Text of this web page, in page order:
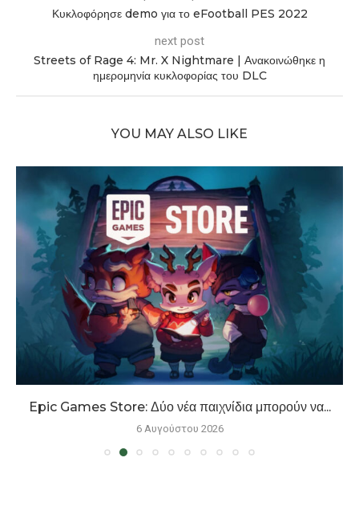
Κυκλοφόρησε demo για το eFootball PES 2022
next post
Streets of Rage 4: Mr. X Nightmare | Ανακοινώθηκε η
ημερομηνία κυκλοφορίας του DLC
YOU MAY ALSO LIKE
Epic Games Store: Δύο νέα παιχνίδια μπορούν να...
6 Αυγούστου 2026